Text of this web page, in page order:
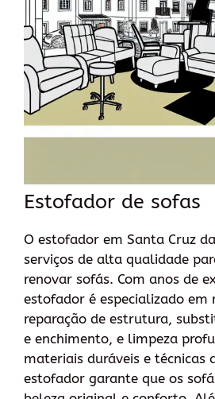
Estofador de sofas
O estofador em Santa Cruz
serviços de alta qualidade
renovar sofás. Com anos de
estofador é especializado em
reparação de estrutura,
e enchimento, e limpeza
materiais duráveis e técnicas
estofador garante que os